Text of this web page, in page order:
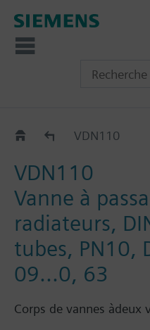
VDN1..VDN110
VDN110
Vanne à
radiateurs,
tubes, PN10,
09...0, 63
Corps de vannes àdeux